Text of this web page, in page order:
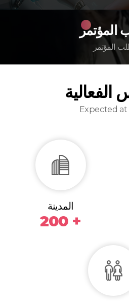
المؤتمر
المؤتمر
الفعالية
Expected at
المدينة
200 +